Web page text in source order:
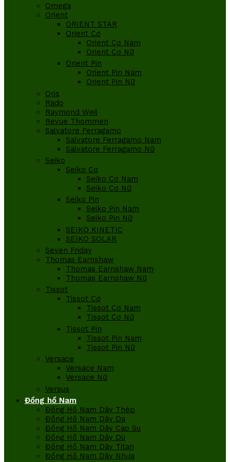
Omega
Orient
ORIENT STAR
Orient Cơ
Orient Cơ Nam
Orient Cơ Nữ
Orient Pin
Orient Pin Nam
Orient Pin Nữ
Oris
Rado
Raymond Weil
Revue Thommen
Salvatore Ferragamo
Salvatore Ferragamo Nam
Salvatore Ferragamo Nữ
Seiko
Seiko Cơ
Seiko Cơ Nam
Seiko Cơ Nữ
Seiko Pin
Seiko Pin Nam
Seiko Pin Nữ
SEIKO KINETIC
SEIKO SOLAR
Seven Friday
Thomas Earnshaw
Thomas Earnshaw Nam
Thomas Earnshaw Nữ
Tissot
Tissot Cơ
Tissot Cơ Nam
Tissot Cơ Nữ
Tissot Pin
Tissot Pin Nam
Tissot Pin Nữ
Versace
Versace Nam
Versace Nữ
Versus
Đồng hồ Nam
Đồng Hồ Nam Dây Thép
Đồng Hồ Nam Dây Da
Đồng Hồ Nam Dây Cao Su
Đồng Hồ Nam Dây Dù
Đồng Hồ Nam Dây Titan
Đồng Hồ Nam Dây Nhựa